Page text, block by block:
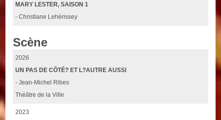
MARY LESTER, SAISON 1
- Christiane Lehérissey
Scène
2026
UN PAS DE CÔTÉ? ET L?AUTRE AUSSI
- Jean-Michel Ribes
Théâtre de la Ville
2023